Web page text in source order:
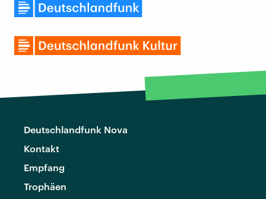
Deutschlandfunk Nova
Kontakt
Empfang
Trophäen